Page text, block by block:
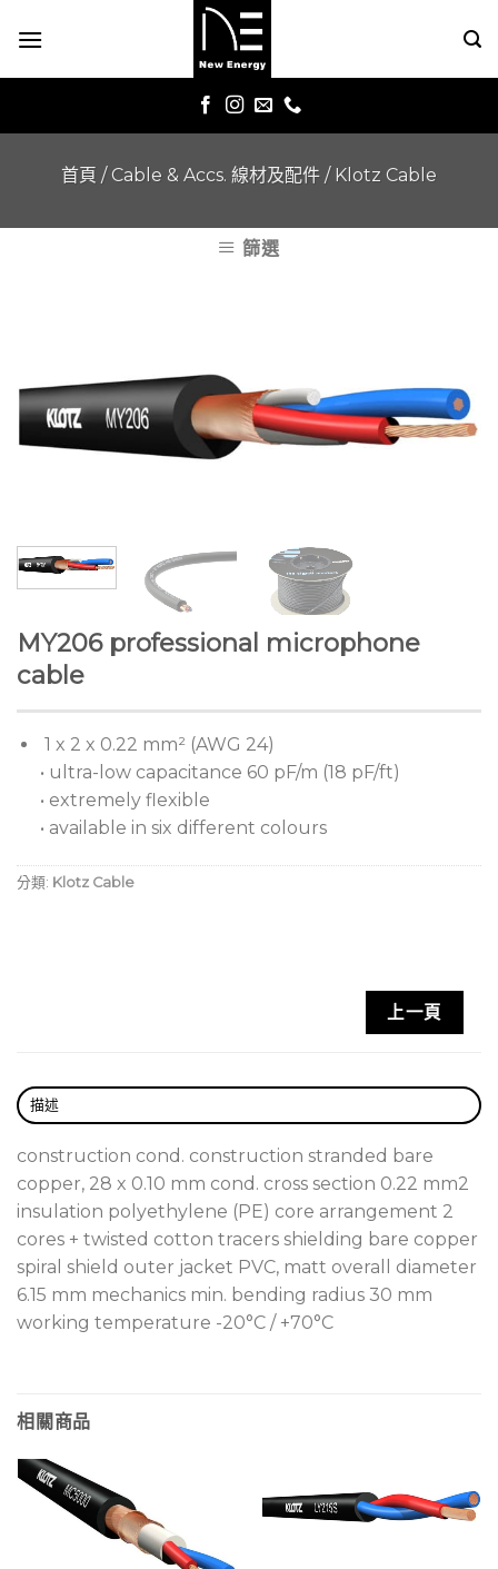
首頁 / Cable & Accs. 線材及配件 / Klotz Cable
篩選
MY206 professional microphone
cable
1 x 2 x 0.22 mm² (AWG 24)
• ultra-low capacitance 60 pF/m (18 pF/ft)
• extremely flexible
• available in six different colours
分類: Klotz Cable
上一頁
描述
construction cond. construction stranded bare
copper, 28 x 0.10 mm cond. cross section 0.22 mm2
insulation polyethylene (PE) core arrangement 2
cores + twisted cotton tracers shielding bare copper
spiral shield outer jacket PVC, matt overall diameter
6.15 mm mechanics min. bending radius 30 mm
working temperature -20°C / +70°C
相關商品